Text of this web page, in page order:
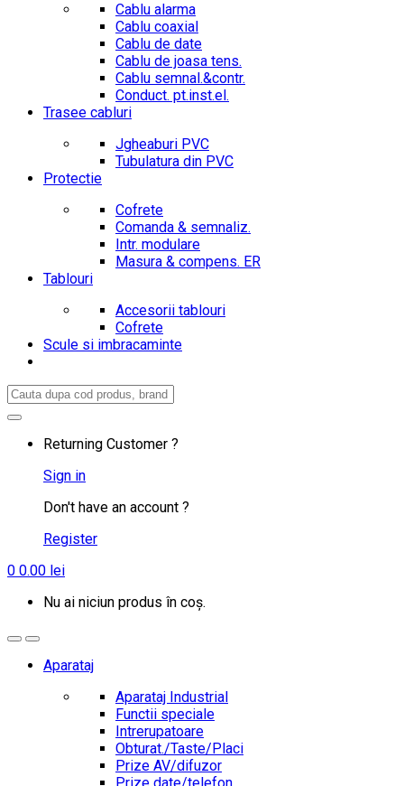
Cablu alarma
Cablu coaxial
Cablu de date
Cablu de joasa tens.
Cablu semnal.&contr.
Conduct. pt.inst.el.
Trasee cabluri
Jgheaburi PVC
Tubulatura din PVC
Protectie
Cofrete
Comanda & semnaliz.
Intr. modulare
Masura & compens. ER
Tablouri
Accesorii tablouri
Cofrete
Scule si imbracaminte
Search
Returning Customer ?
Sign in
Don't have an account ?
Register
0 0.00 lei
Nu ai niciun produs în coș.
Aparataj
Aparataj Industrial
Functii speciale
Intrerupatoare
Obturat./Taste/Placi
Prize AV/difuzor